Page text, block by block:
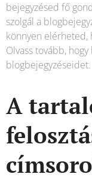
bejegyzésed fő
szolgál a
könnyen elérheted,
Olvass tovább,
blogbejegyzéseidet.
A